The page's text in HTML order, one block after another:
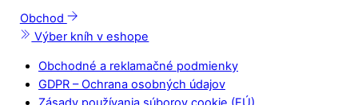
Obchod
Výber kníh v eshope
Obchodné a reklamačné podmienky
GDPR – Ochrana osobných údajov